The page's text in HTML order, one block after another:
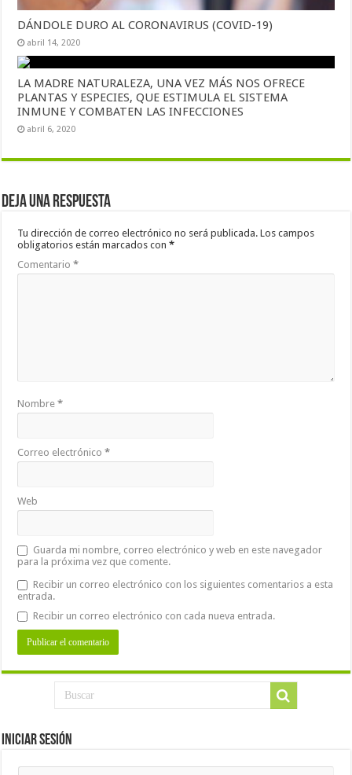
DÁNDOLE DURO AL CORONAVIRUS (COVID-19)
abril 14, 2020
LA MADRE NATURALEZA, UNA VEZ MÁS NOS OFRECE
PLANTAS Y ESPECIES, QUE ESTIMULA EL SISTEMA
INMUNE Y COMBATEN LAS INFECCIONES
abril 6, 2020
Deja una respuesta
Tu dirección de correo electrónico no será publicada. Los campos
obligatorios están marcados con*
Comentario*
Nombre*
Correo electrónico*
Web
Guarda mi nombre, correo electrónico y web en este navegador
para la próxima vez que comente.
Recibir un correo electrónico con los siguientes comentarios a esta
entrada.
Recibir un correo electrónico con cada nueva entrada.
Iniciar Sesión